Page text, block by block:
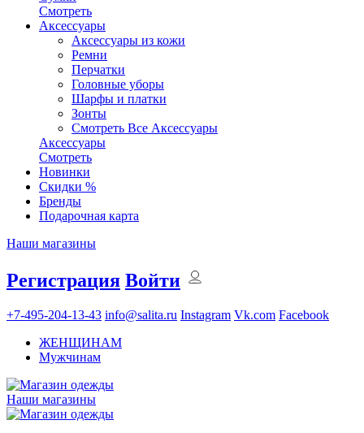
Смотреть
Аксессуары
Аксессуары из кожи
Ремни
Перчатки
Головные уборы
Шарфы и платки
Зонты
Смотреть Все Аксессуары
Аксессуары
Смотреть
Новинки
Скидки %
Бренды
Подарочная карта
Наши магазины
Регистрация Войти
+7-495-204-13-43 info@salita.ru Instagram Vk.com Facebook
ЖЕНЩИНАМ
Мужчинам
Наши магазины